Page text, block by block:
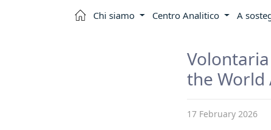
Chi siamo Centro Analitico A
the World
17 February 2026